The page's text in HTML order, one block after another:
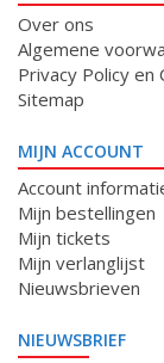
Over ons
Algemene
Privacy Policy en
Sitemap
MIJN ACCOUNT
Account
Mijn bestellingen
Mijn tickets
Mijn verlanglijst
Nieuwsbrieven
NIEUWSBRIEF